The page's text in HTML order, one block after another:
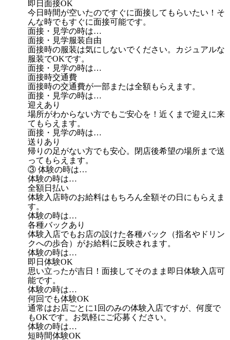
即日面接OK
今日時間が空いたのですぐに面接してもらいたい！そ
んな時でもすぐに面接可能です。
面接・見学の時は…
面接・見学服装自由
面接時の服装は気にしないでください。カジュアルな
服装でOKです。
面接・見学の時は…
面接時交通費
面接時の交通費が一部または全額もらえます。
面接・見学の時は…
迎えあり
場所がわからない方でもご安心を！近くまで迎えに来
てもらえます。
面接・見学の時は…
送りあり
帰りの足がない方でも安心。閉店後希望の場所まで送
ってもらえます。
③ 体験の時は…
体験の時は…
全額日払い
体験入店時のお給料はもちろん全額その日にもらえま
す。
体験の時は…
各種バックあり
体験入店でもお店の設けた各種バック（指名やドリン
クへの歩合）がお給料に反映されます。
体験の時は…
即日体験OK
思い立ったが吉日！面接してそのまま即日体験入店可
能です。
体験の時は…
何回でも体験OK
通常はお店ごとに1回のみの体験入店ですが、何度で
もOKです。お気軽にご応募ください。
体験の時は…
短時間体験OK